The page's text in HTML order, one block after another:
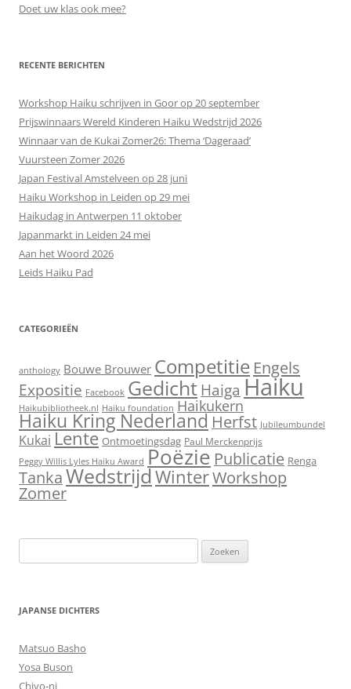
Doet uw klas ook mee?
RECENTE BERICHTEN
Workshop Haiku schrijven in Goor op 20 september
Prijswinnaars Wereld Kinderen Haiku Wedstrijd 2026
Winnaar van de Kukai Zomer26: Thema ‘Dageraad’
Vuursteen Zomer 2026
Japan Festival Amstelveen op 28 juni
Haiku Workshop in Leiden op 29 mei
Haikudag in Antwerpen 11 oktober
Japanmarkt in Leiden 24 mei
Aan het Woord 2026
Leids Haiku Pad
CATEGORIEËN
anthology Bouwe Brouwer Competitie Engels
Expositie Facebook Gedicht Haiga Haiku
Haikubibliotheek.nl Haiku foundation Haikukern
Haiku Kring Nederland Herfst Jubileumbundel
Kukai Lente Ontmoetingsdag Paul Merckenprijs
Peggy Willis Lyles Haiku Award Poëzie Publicatie Renga
TankaWedstrijdWinterWorkshop
Zomer
naar:
JAPANSE DICHTERS
Matsuo Basho
Yosa Buson
Chiyo-ni